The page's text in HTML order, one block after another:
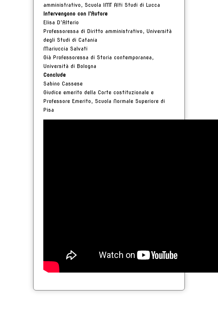
amministrativo, Scuola IMT Alti Studi di Lucca
Intervengono con l'Autore
Elisa D’Alterio
Professoressa di Diritto amministrativo, Università
degli Studi di Catania
Mariuccia Salvati
Già Professoressa di Storia contemporanea,
Università di Bologna
Conclude
Sabino Cassese
Giudice emerito della Corte costituzionale e
Professore Emerito, Scuola Normale Superiore di
Pisa